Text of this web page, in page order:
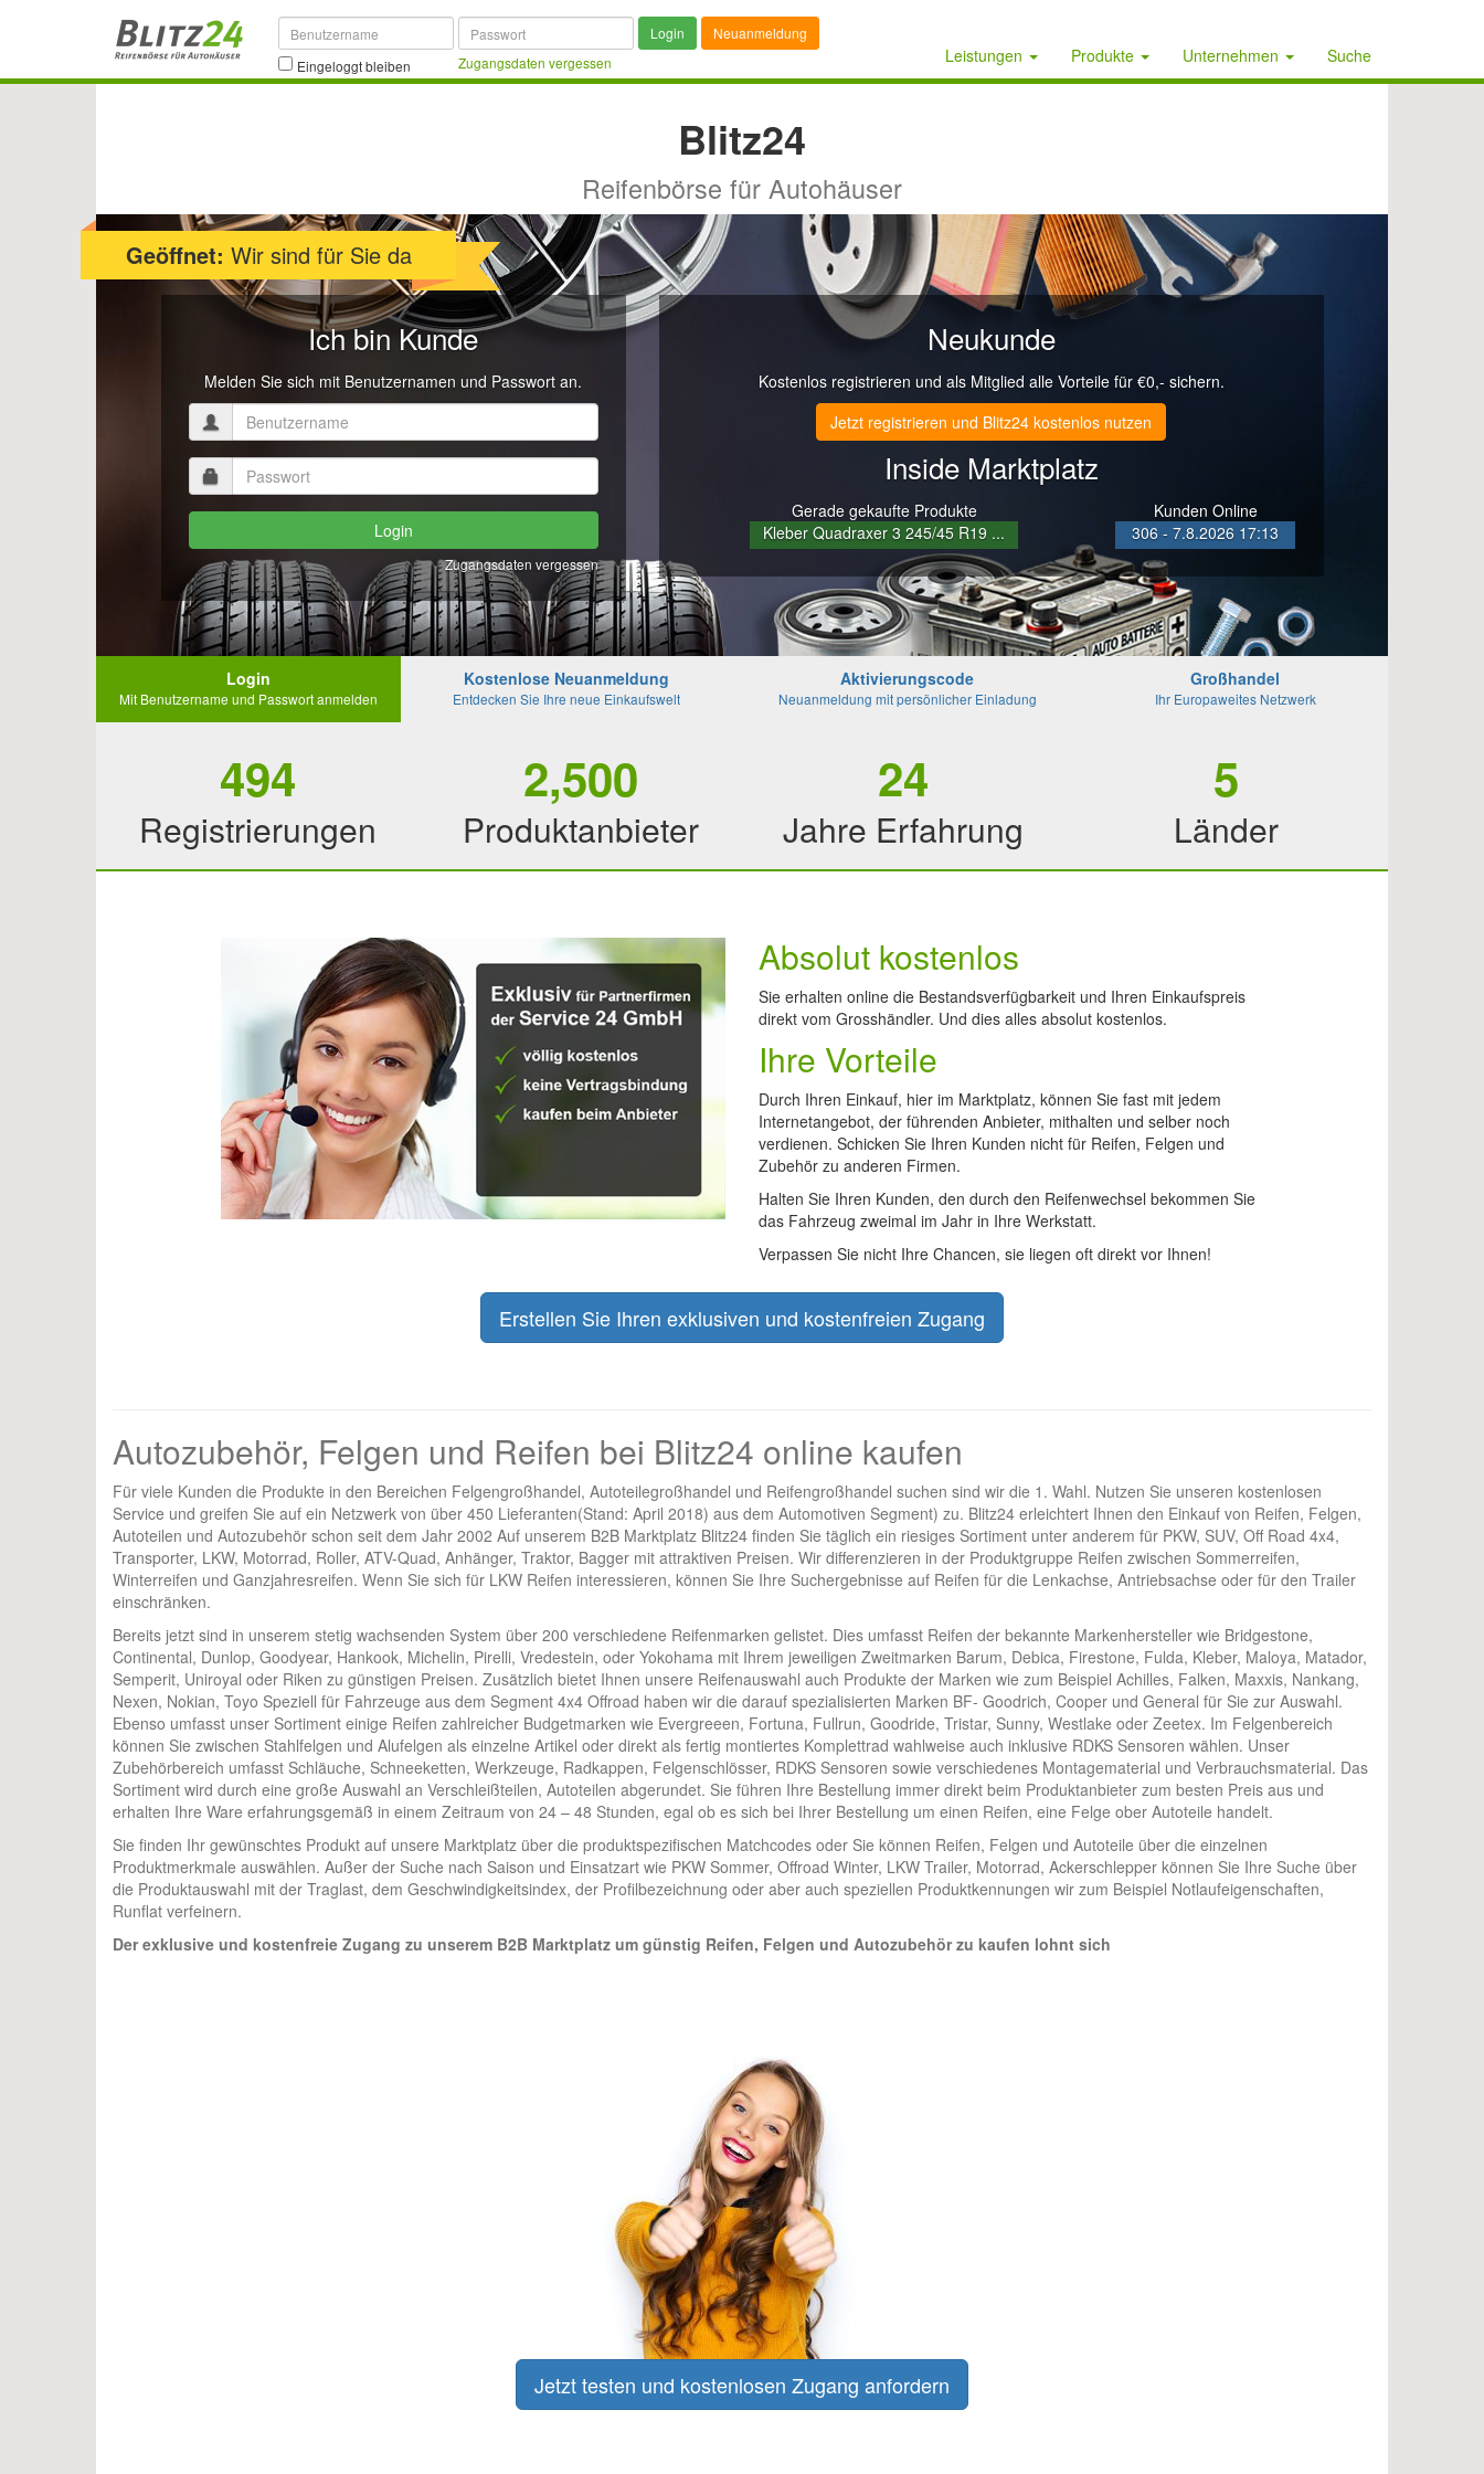
Eingeloggt bleiben Zugangsdaten vergessen
Login Neuanmeldung
Leistungen Produkte Unternehmen Suche
Blitz24
Reifenbörse für Autohäuser
Geöffnet: Wir sind für Sie da
Ich bin Kunde
Melden Sie sich mit Benutzernamen und Passwort an.
Login
Zugangsdaten vergessen
Neukunde
Kostenlos registrieren und als Mitglied alle Vorteile für €0,- sichern.
Jetzt registrieren und Blitz24 kostenlos nutzen
Inside Marktplatz
Gerade gekaufte Produkte
- LEAO R701 155/80 R13 84N (D,D, ...
Kleber Quadraxer 3 245/45 R19 ...
Bridgestone TURANZA 6 275/35 R ...
Kunden Online
306 - 7.8.2026 17:13
Login
Mit Benutzername und Passwort anmelden
Kostenlose Neuanmeldung
Entdecken Sie Ihre neue Einkaufswelt
Aktivierungscode
Neuanmeldung mit persönlicher Einladung
Großhandel
Ihr Europaweites Netzwerk
494
Registrierungen
2,500
Produktanbieter
24
Jahre Erfahrung
5
Länder
Absolut kostenlos
Sie erhalten online die Bestandsverfügbarkeit und Ihren Einkaufspreis
direkt vom Grosshändler. Und dies alles absolut kostenlos.
Ihre Vorteile
Durch Ihren Einkauf, hier im Marktplatz, können Sie fast mit jedem
Internetangebot, der führenden Anbieter, mithalten und selber noch
verdienen. Schicken Sie Ihren Kunden nicht für Reifen, Felgen und
Zubehör zu anderen Firmen.
Halten Sie Ihren Kunden, den durch den Reifenwechsel bekommen Sie
das Fahrzeug zweimal im Jahr in Ihre Werkstatt.
Verpassen Sie nicht Ihre Chancen, sie liegen oft direkt vor Ihnen!
Erstellen Sie Ihren exklusiven und kostenfreien Zugang
Autozubehör, Felgen und Reifen bei Blitz24 online kaufen
Für viele Kunden die Produkte in den Bereichen Felgengroßhandel, Autoteilegroßhandel und Reifengroßhandel suchen sind wir die 1. Wahl. Nutzen Sie unseren kostenlosen
Service und greifen Sie auf ein Netzwerk von über 450 Lieferanten(Stand: April 2018) aus dem Automotiven Segment) zu. Blitz24 erleichtert Ihnen den Einkauf von Reifen, Felgen,
Autoteilen und Autozubehör schon seit dem Jahr 2002 Auf unserem B2B Marktplatz Blitz24 finden Sie täglich ein riesiges Sortiment unter anderem für PKW, SUV, Off Road 4x4,
Transporter, LKW, Motorrad, Roller, ATV-Quad, Anhänger, Traktor, Bagger mit attraktiven Preisen. Wir differenzieren in der Produktgruppe Reifen zwischen Sommerreifen,
Winterreifen und Ganzjahresreifen. Wenn Sie sich für LKW Reifen interessieren, können Sie Ihre Suchergebnisse auf Reifen für die Lenkachse, Antriebsachse oder für den Trailer
einschränken.
Bereits jetzt sind in unserem stetig wachsenden System über 200 verschiedene Reifenmarken gelistet. Dies umfasst Reifen der bekannte Markenhersteller wie Bridgestone,
Continental, Dunlop, Goodyear, Hankook, Michelin, Pirelli, Vredestein, oder Yokohama mit Ihrem jeweiligen Zweitmarken Barum, Debica, Firestone, Fulda, Kleber, Maloya, Matador,
Semperit, Uniroyal oder Riken zu günstigen Preisen. Zusätzlich bietet Ihnen unsere Reifenauswahl auch Produkte der Marken wie zum Beispiel Achilles, Falken, Maxxis, Nankang,
Nexen, Nokian, Toyo Speziell für Fahrzeuge aus dem Segment 4x4 Offroad haben wir die darauf spezialisierten Marken BF- Goodrich, Cooper und General für Sie zur Auswahl.
Ebenso umfasst unser Sortiment einige Reifen zahlreicher Budgetmarken wie Evergreeen, Fortuna, Fullrun, Goodride, Tristar, Sunny, Westlake oder Zeetex. Im Felgenbereich
können Sie zwischen Stahlfelgen und Alufelgen als einzelne Artikel oder direkt als fertig montiertes Komplettrad wahlweise auch inklusive RDKS Sensoren wählen. Unser
Zubehörbereich umfasst Schläuche, Schneeketten, Werkzeuge, Radkappen, Felgenschlösser, RDKS Sensoren sowie verschiedenes Montagematerial und Verbrauchsmaterial. Das
Sortiment wird durch eine große Auswahl an Verschleißteilen, Autoteilen abgerundet. Sie führen Ihre Bestellung immer direkt beim Produktanbieter zum besten Preis aus und
erhalten Ihre Ware erfahrungsgemäß in einem Zeitraum von 24 – 48 Stunden, egal ob es sich bei Ihrer Bestellung um einen Reifen, eine Felge ober Autoteile handelt.
Sie finden Ihr gewünschtes Produkt auf unsere Marktplatz über die produktspezifischen Matchcodes oder Sie können Reifen, Felgen und Autoteile über die einzelnen
Produktmerkmale auswählen. Außer der Suche nach Saison und Einsatzart wie PKW Sommer, Offroad Winter, LKW Trailer, Motorrad, Ackerschlepper können Sie Ihre Suche über
die Produktauswahl mit der Traglast, dem Geschwindigkeitsindex, der Profilbezeichnung oder aber auch speziellen Produktkennungen wir zum Beispiel Notlaufeigenschaften,
Runflat verfeinern.
Der exklusive und kostenfreie Zugang zu unserem B2B Marktplatz um günstig Reifen, Felgen und Autozubehör zu kaufen lohnt sich
Jetzt testen und kostenlosen Zugang anfordern